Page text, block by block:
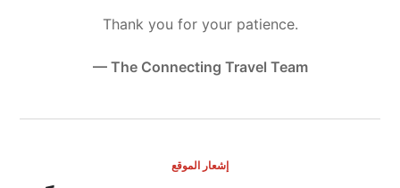
Thank you for your patience.
— The Connecting Travel Team
إشعار الموقع